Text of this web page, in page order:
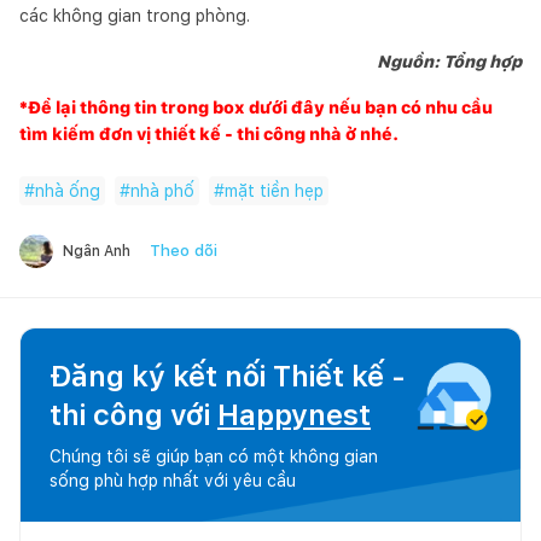
các không gian trong phòng.
Nguồn: Tổng hợp
*Để lại thông tin trong box dưới đây nếu bạn có nhu cầu
tìm kiếm đơn vị thiết kế - thi công nhà ở nhé.
#nhà ống #nhà phố #mặt tiền hẹp
Ngân Anh Theo dõi
Đăng ký kết nối Thiết kế -
thi công với Happynest
Chúng tôi sẽ giúp bạn có một không gian
sống phù hợp nhất với yêu cầu